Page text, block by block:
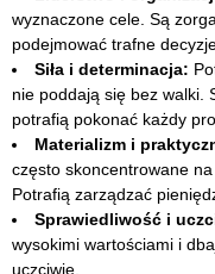
wyznaczone cele. Są
podejmować trafne
Siła i determinacja:
nie poddają się bez walki.
potrafią pokonać każdy
Materializm i
często skoncentrowane
Potrafią zarządzać
Sprawiedliwość i
wysokimi wartościami i
uczciwie.